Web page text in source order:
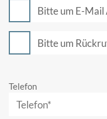
Bitte um E-
Bitte um
Telefon